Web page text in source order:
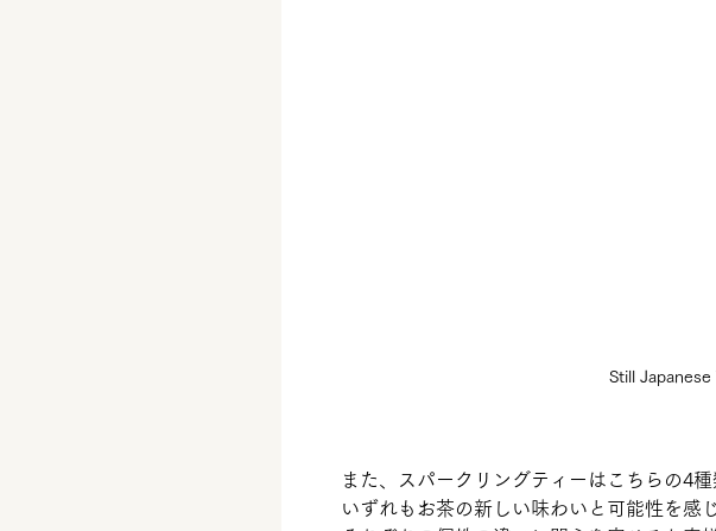
Still
また、スパークリングティーはこちらの4種
いずれもお茶の新しい味わいと可能性を感